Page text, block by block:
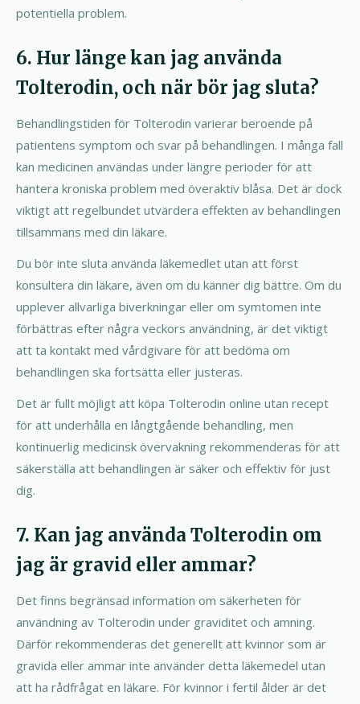
potentiella problem.
6. Hur länge kan jag använda
Tolterodin, och när bör jag sluta?
Behandlingstiden för Tolterodin varierar beroende på
patientens symptom och svar på behandlingen. I många fall
kan medicinen användas under längre perioder för att
hantera kroniska problem med överaktiv blåsa. Det är dock
viktigt att regelbundet utvärdera effekten av behandlingen
tillsammans med din läkare.
Du bör inte sluta använda läkemedlet utan att först
konsultera din läkare, även om du känner dig bättre. Om du
upplever allvarliga biverkningar eller om symtomen inte
förbättras efter några veckors användning, är det viktigt
att ta kontakt med vårdgivare för att bedöma om
behandlingen ska fortsätta eller justeras.
Det är fullt möjligt att köpa Tolterodin online utan recept
för att underhålla en långtgående behandling, men
kontinuerlig medicinsk övervakning rekommenderas för att
säkerställa att behandlingen är säker och effektiv för just
dig.
7. Kan jag använda Tolterodin om
jag är gravid eller ammar?
Det finns begränsad information om säkerheten för
användning av Tolterodin under graviditet och amning.
Därför rekommenderas det generellt att kvinnor som är
gravida eller ammar inte använder detta läkemedel utan
att ha rådfrågat en läkare. För kvinnor i fertil ålder är det